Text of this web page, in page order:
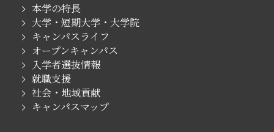
本学の特長
大学・短期大学・大学院
キャンパスライフ
オープンキャンパス
入学者選抜情報
就職支援
社会・地域貢献
キャンパスマップ